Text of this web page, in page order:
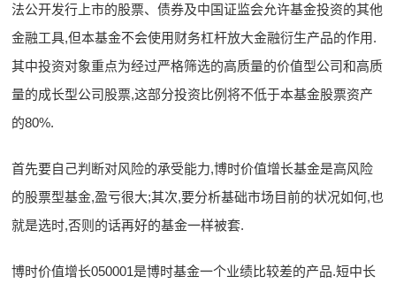
法公开发行上市的股票、债券及中国证监会允许基金投资的其他
金融工具,但本基金不会使用财务杠杆放大金融衍生产品的作用.
其中投资对象重点为经过严格筛选的高质量的价值型公司和高质
量的成长型公司股票,这部分投资比例将不低于本基金股票资产
的80%.
首先要自己判断对风险的承受能力,博时价值增长基金是高风险
的股票型基金,盈亏很大;其次,要分析基础市场目前的状况如何,也
就是选时,否则的话再好的基金一样被套.
博时价值增长050001是博时基金一个业绩比较差的产品.短中长